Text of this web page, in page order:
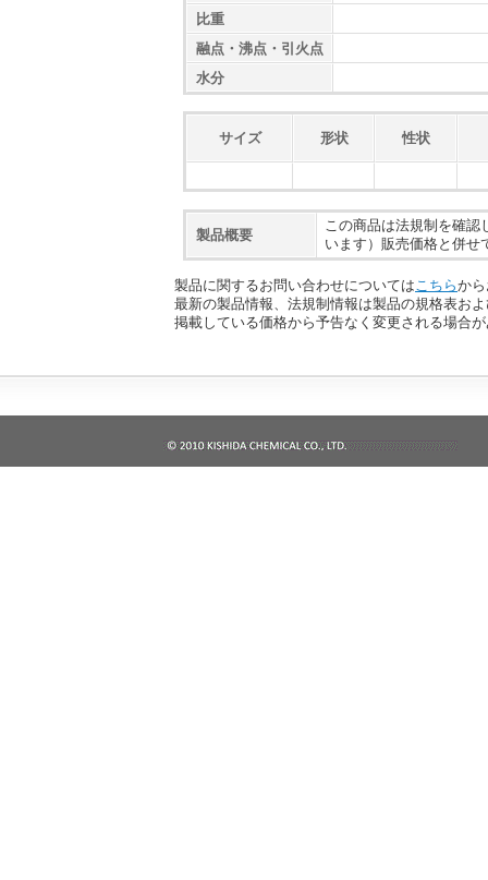
比重
融点・沸点・引火点
水分
サイズ 形状 性状
製品概要
この商品は法規制を確
います）販売価格と併せ
製品に関するお問い合わせについてはこちらか
最新の製品情報、法規制情報は製品の規格表お
掲載している価格から予告なく変更される場合